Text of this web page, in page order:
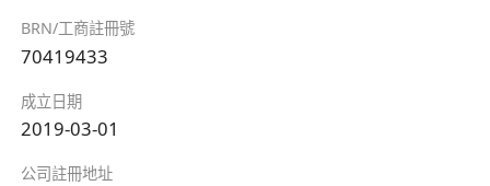
BRN/工商註冊號
70419433
成立日期
2019-03-01
公司註冊地址